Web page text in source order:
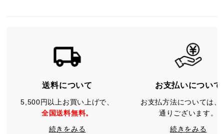
送料について
5,500円以上お買い上げで、
全国送料無料。
続きをみる
お支払いについて
お支払方法については、
通りございます。
続きをみる